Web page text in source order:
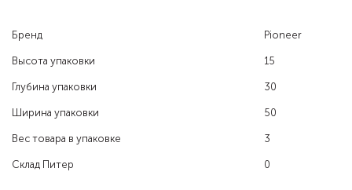
Бренд Pioneer
Высота упаковки 15
Глубина упаковки 30
Ширина упаковки 50
Вес товара в упаковке 3
Склад Питер 0